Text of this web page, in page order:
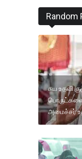
Random
சுய உதவி
அமைச்சர்